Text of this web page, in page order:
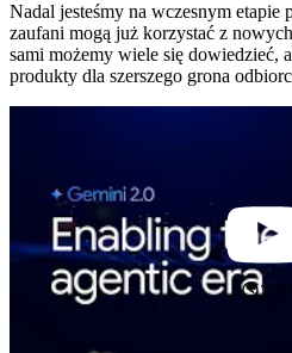
Nadal jesteśmy na wczesnym etapie
zaufani mogą już korzystać z
sami możemy wiele się dowiedzieć,
produkty dla szerszego grona
2:53